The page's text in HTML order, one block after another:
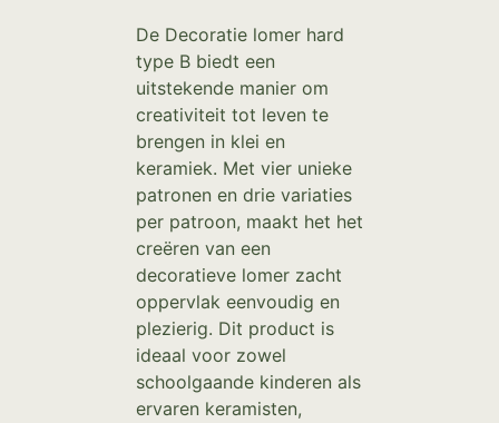
De Decoratie lomer hard
type B biedt een
uitstekende manier om
creativiteit tot leven te
brengen in klei en
keramiek. Met vier unieke
patronen en drie variaties
per patroon, maakt het het
creëren van een
decoratieve lomer zacht
oppervlak eenvoudig en
plezierig. Dit product is
ideaal voor zowel
schoolgaande kinderen als
ervaren keramisten,